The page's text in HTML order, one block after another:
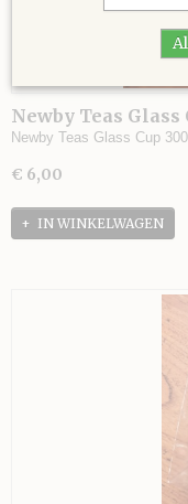
Newby Teas Glass
Newby Teas Glass Cup
€ 6,00
IN WINKELWAGEN